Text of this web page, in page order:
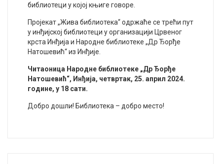
библиотеци у којој књиге говоре.
Пројекат „Жива библиотека“ одржаће се трећи пут
у инђијској библиотеци у организацији Црвеног
крста Инђија и Народне библиотеке „Др Ђорђе
Натошевић“ из Инђије.
Читаоница Народне библиотеке „Др Ђорђе
Натошевић“, Инђија, четвртак, 25. април 2024.
године, у 18 сати.
Добро дошли! Библиотека – добро место!